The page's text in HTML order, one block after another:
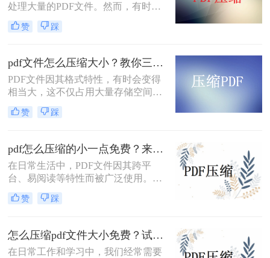
处理大量的PDF文件。然而，有时候
PDF文件过大，不仅占用存储空间，
还会影响上传和分享的速度。为了解
文将介绍两种免费压缩PDF文件大小
的方法。
赞 踩
pdf文件怎么压缩大小？教你三种实用压缩方法！
PDF文件因其格式特性，有时会变得
相当大，这不仅占用大量存储空间，
还可能影响传输速度。那么pdf文件怎
么压缩大小呢？本文将介绍三种有效
赞 踩
pdf怎么压缩的小一点免费？来试试这二种压缩方法！
在日常生活中，PDF文件因其跨平
台、易阅读等特性而被广泛使用。然
而，当PDF文件体积过大时，会给存
储和传输带来诸多不便。那么pdf怎么
种免费且实用的PDF压缩方法。
赞 踩
怎么压缩pdf文件大小免费？试试这二种压缩方法！
在日常工作和学习中，我们经常需要